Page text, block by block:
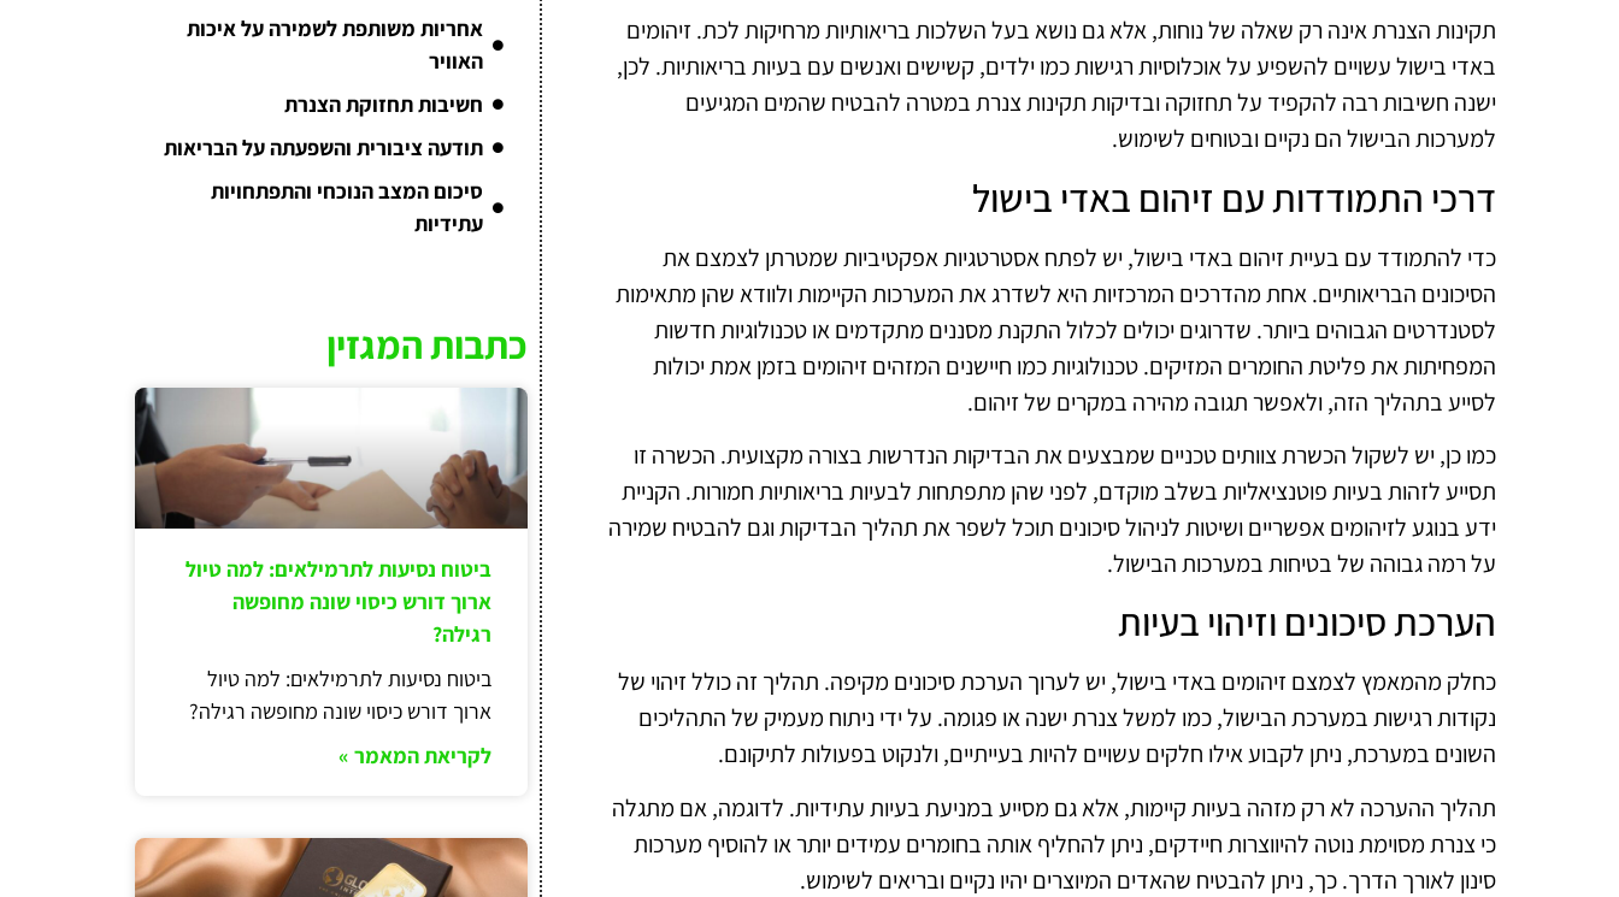
תקינות הצנרת אינה רק שאלה של נוחות, אלא גם נושא בעל השלכות בריאותיות מרחיקות לכת. זיהומים
באדי בישול עשויים להשפיע על אוכלוסיות רגישות כמו ילדים, קשישים ואנשים עם בעיות בריאותיות. לכן,
ישנה חשיבות רבה להקפיד על תחזוקה ובדיקות תקינות צנרת במטרה להבטיח שהמים המגיעים
למערכות הבישול הם נקיים ובטוחים לשימוש.
דרכי התמודדות עם זיהום באדי בישול
כדי להתמודד עם בעיית זיהום באדי בישול, יש לפתח אסטרטגיות אפקטיביות שמטרתן לצמצם את
הסיכונים הבריאותיים. אחת מהדרכים המרכזיות היא לשדרג את המערכות הקיימות ולוודא שהן מתאימות
לסטנדרטים הגבוהים ביותר. שדרוגים יכולים לכלול התקנת מסננים מתקדמים או טכנולוגיות חדשות
המפחיתות את פליטת החומרים המזיקים. טכנולוגיות כמו חיישנים המזהים זיהומים בזמן אמת יכולות
לסייע בתהליך הזה, ולאפשר תגובה מהירה במקרים של זיהום.
כמו כן, יש לשקול הכשרת צוותים טכניים שמבצעים את הבדיקות הנדרשות בצורה מקצועית. הכשרה זו
תסייע לזהות בעיות פוטנציאליות בשלב מוקדם, לפני שהן מתפתחות לבעיות בריאותיות חמורות. הקניית
ידע בנוגע לזיהומים אפשריים ושיטות לניהול סיכונים תוכל לשפר את תהליך הבדיקות וגם להבטיח שמירה
על רמה גבוהה של בטיחות במערכות הבישול.
הערכת סיכונים וזיהוי בעיות
כחלק מהמאמץ לצמצם זיהומים באדי בישול, יש לערוך הערכת סיכונים מקיפה. תהליך זה כולל זיהוי של
נקודות רגישות במערכת הבישול, כמו למשל צנרת ישנה או פגומה. על ידי ניתוח מעמיק של התהליכים
השונים במערכת, ניתן לקבוע אילו חלקים עשויים להיות בעייתיים, ולנקוט בפעולות לתיקונם.
תהליך ההערכה לא רק מזהה בעיות קיימות, אלא גם מסייע במניעת בעיות עתידיות. לדוגמה, אם מתגלה
כי צנרת מסוימת נוטה להיווצרות חיידקים, ניתן להחליף אותה בחומרים עמידים יותר או להוסיף מערכות
סינון לאורך הדרך. כך, ניתן להבטיח שהאדים המיוצרים יהיו נקיים ובריאים לשימוש.
אחריות משותפת לשמירה על איכות
האוויר
חשיבות תחזוקת הצנרת
תודעה ציבורית והשפעתה על הבריאות
סיכום המצב הנוכחי והתפתחויות
עתידיות
כתבות המגזין
ביטוח נסיעות לתרמילאים: למה טיול
ארוך דורש כיסוי שונה מחופשה
רגילה?
ביטוח נסיעות לתרמילאים: למה טיול
ארוך דורש כיסוי שונה מחופשה רגילה?
לקריאת המאמר »